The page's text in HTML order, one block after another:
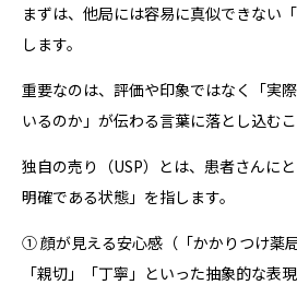
まずは、他局には容易に真似できない
します。
重要なのは、評価や印象ではなく「実
いるのか」が伝わる言葉に落とし込むこ
独自の売り（USP）とは、患者さんに
明確である状態」を指します。
① 顔が見える安心感（「かかりつけ薬局
「親切」「丁寧」といった抽象的な表